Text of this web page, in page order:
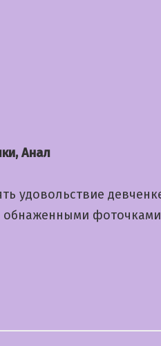
Анал
удовольствие
обнаженными фоточками